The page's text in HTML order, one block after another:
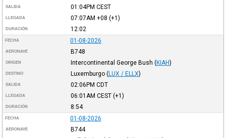
SALIDA 01:04PM CEST
LLEGADA 07:07AM +08 (+1)
DURACIÓN 12:02
FECHA 01-08-2026
AERONAVE B748
ORIGEN Intercontinental George Bush (KIAH)
DESTINO Luxemburgo (LUX / ELLX)
SALIDA 02:06PM CDT
LLEGADA 06:01AM CEST(+1)
DURACIÓN 8:54
FECHA 01-08-2026
AERONAVE B744